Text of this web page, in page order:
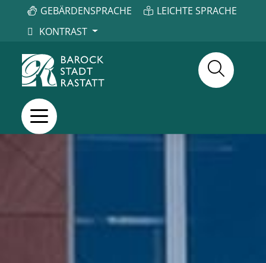
GEBÄRDENSPRACHE
LEICHTE SPRACHE
KONTRAST